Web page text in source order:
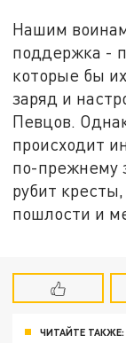
Нашим
поддержка -
которые бы
заряд и
Певцов.
происходит
по-прежнему
рубит
пошлости и
ЧИТАЙТЕ ТАКЖЕ: